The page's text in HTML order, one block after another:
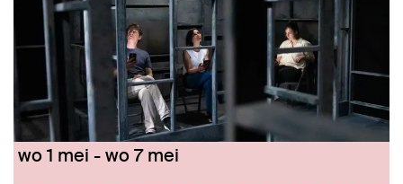
wo 1 mei -wo 7 mei